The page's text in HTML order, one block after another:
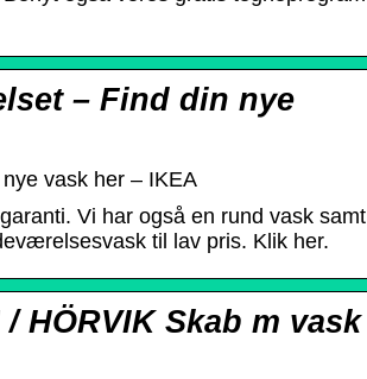
– Find din nye
vask her – IKEA
Vi har også en rund vask samt
til lav pris. Klik her.
/ HÖRVIK Skab m vask